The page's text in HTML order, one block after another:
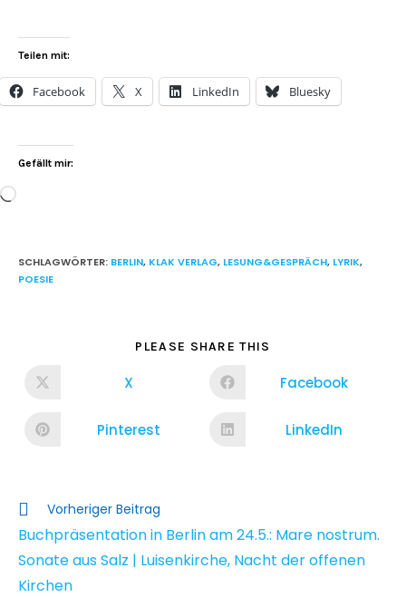
Teilen mit:
Facebook X LinkedIn Bluesky
Gefällt mir:
SCHLAGWÖRTER: BERLIN, KLAK VERLAG, LESUNG&GESPRÄCH, LYRIK,
POESIE
PLEASE SHARE THIS
X Facebook
Pinterest LinkedIn
Vorheriger Beitrag
Buchpräsentation in Berlin am 24.5.: Mare nostrum.
Sonate aus Salz | Luisenkirche, Nacht der offenen
Kirchen